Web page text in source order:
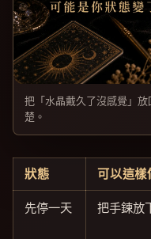
把「水晶戴久了沒感覺」
楚。
狀態 可以這樣
先停一天 把手鍊放